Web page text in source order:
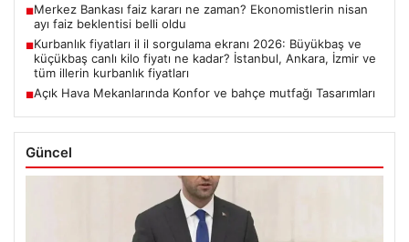
■Merkez Bankası faiz kararı ne zaman? Ekonomistlerin nisan
ayı faiz beklentisi belli oldu
■Kurbanlık fiyatları il il sorgulama ekranı 2026: Büyükbaş ve
küçükbaş canlı kilo fiyatı ne kadar? İstanbul, Ankara, İzmir ve
tüm illerin kurbanlık fiyatları
■Açık Hava Mekanlarında Konfor ve bahçe mutfağı Tasarımları
Güncel